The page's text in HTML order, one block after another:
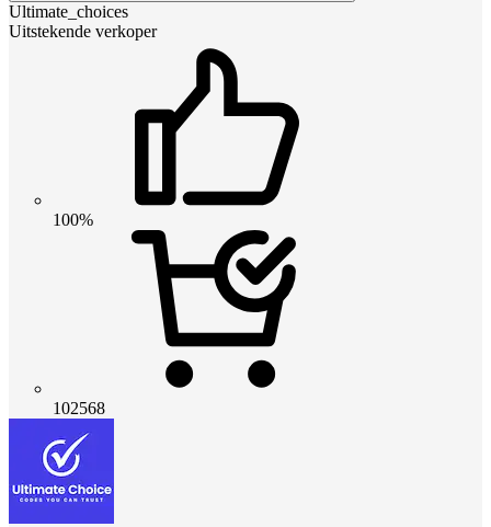
Ultimate_choices
Uitstekende verkoper
100%
102568